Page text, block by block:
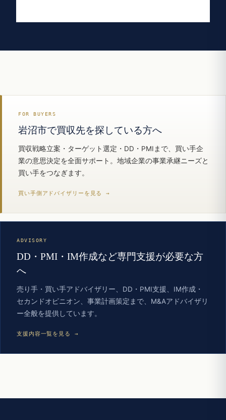
FOR BUYERS
岩沼市で買収先を探している方へ
買収戦略立案・ターゲット選定・DD・PMIまで、買い手企
業の意思決定を全面サポート。地域企業の事業承継ニーズと
買い手をつなぎます。
買い手側アドバイザリーを見る →
ADVISORY
DD・PMI・IM作成など専門支援が必要な方
へ
売り手・買い手アドバイザリー、DD・PMI支援、IM作成・
セカンドオピニオン、事業計画策定まで、M&Aアドバイザリ
ー全般を提供しています。
支援内容一覧を見る →